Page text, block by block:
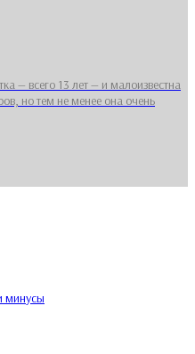
— всего 13 лет — и малоизвестна
но тем не менее она очень
минусы